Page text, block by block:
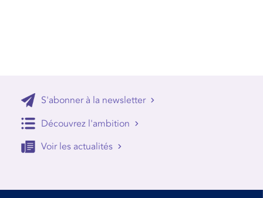
S'abonner à la newsletter
Découvrez l'ambition
Voir les actualités